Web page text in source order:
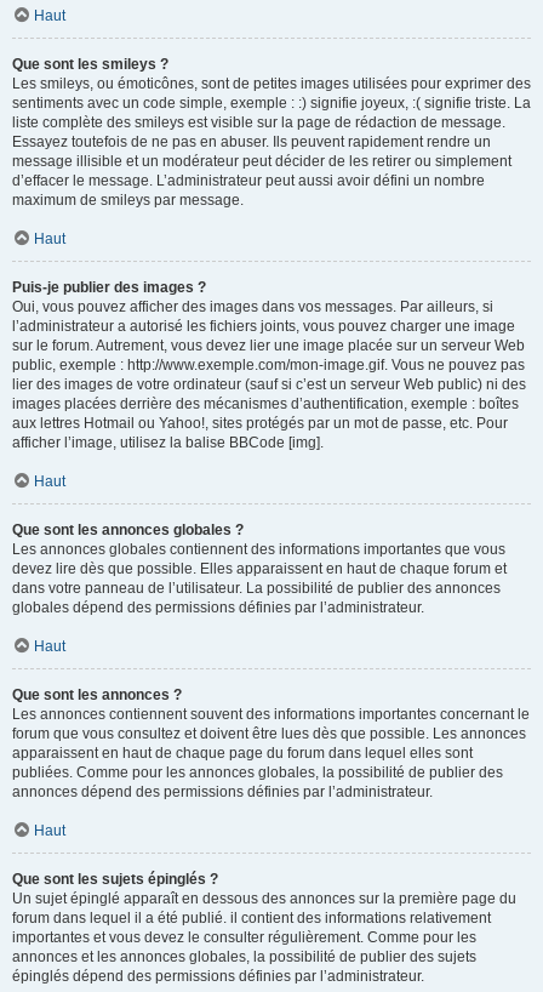
Haut
Que sont les smileys ?
Les smileys, ou émoticônes, sont de petites images utilisées pour exprimer des
sentiments avec un code simple, exemple : :) signifie joyeux, :( signifie triste. La
liste complète des smileys est visible sur la page de rédaction de message.
Essayez toutefois de ne pas en abuser. Ils peuvent rapidement rendre un
message illisible et un modérateur peut décider de les retirer ou simplement
d’effacer le message. L’administrateur peut aussi avoir défini un nombre
maximum de smileys par message.
Haut
Puis-je publier des images ?
Oui, vous pouvez afficher des images dans vos messages. Par ailleurs, si
l’administrateur a autorisé les fichiers joints, vous pouvez charger une image
sur le forum. Autrement, vous devez lier une image placée sur un serveur Web
public, exemple : http://www.exemple.com/mon-image.gif. Vous ne pouvez pas
lier des images de votre ordinateur (sauf si c’est un serveur Web public) ni des
images placées derrière des mécanismes d’authentification, exemple : boîtes
aux lettres Hotmail ou Yahoo!, sites protégés par un mot de passe, etc. Pour
afficher l’image, utilisez la balise BBCode [img].
Haut
Que sont les annonces globales ?
Les annonces globales contiennent des informations importantes que vous
devez lire dès que possible. Elles apparaissent en haut de chaque forum et
dans votre panneau de l’utilisateur. La possibilité de publier des annonces
globales dépend des permissions définies par l’administrateur.
Haut
Que sont les annonces ?
Les annonces contiennent souvent des informations importantes concernant le
forum que vous consultez et doivent être lues dès que possible. Les annonces
apparaissent en haut de chaque page du forum dans lequel elles sont
publiées. Comme pour les annonces globales, la possibilité de publier des
annonces dépend des permissions définies par l’administrateur.
Haut
Que sont les sujets épinglés ?
Un sujet épinglé apparaît en dessous des annonces sur la première page du
forum dans lequel il a été publié. il contient des informations relativement
importantes et vous devez le consulter régulièrement. Comme pour les
annonces et les annonces globales, la possibilité de publier des sujets
épinglés dépend des permissions définies par l’administrateur.